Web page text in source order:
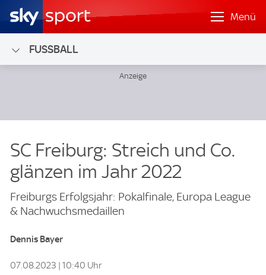
Menü
FUSSBALL
SC Freiburg: Streich und Co.
glänzen im Jahr 2022
Freiburgs Erfolgsjahr: Pokalfinale, Europa League
& Nachwuchsmedaillen
Dennis Bayer
07.08.2023 | 10:40 Uhr